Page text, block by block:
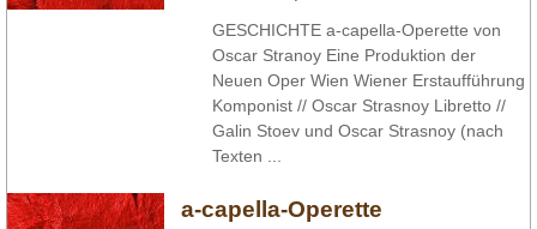
GESCHICHTE a-capella-Operette von
Oscar Stranoy Eine Produktion der
Neuen Oper Wien Wiener Erstaufführung
Komponist // Oscar Strasnoy Libretto //
Galin Stoev und Oscar Strasnoy (nach
Texten ...
a-capella-Operette